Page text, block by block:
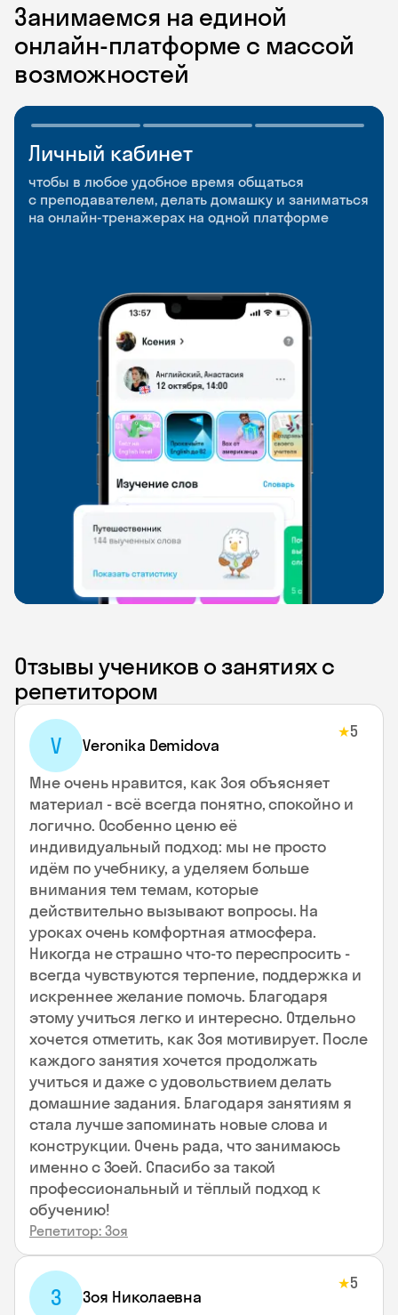
Занимаемся на единой
онлайн-платформе с массой
возможностей
Личный кабинет
чтобы в любое удобное время общаться
с преподавателем, делать домашку и заниматься
на онлайн-тренажерах на одной платформе
Мобильное
приложение
чтобы заниматься и изучать новые слова где
и когда удобно
Разговорные клубы
и Talks
Групповые занятия для разговорной практики
и индивидуальные встречи с преподавателями
Отзывы учеников о занятиях с
репетитором
V Veronika Demidova
★5
Мне очень нравится, как Зоя объясняет
материал - всё всегда понятно, спокойно и
логично. Особенно ценю её
индивидуальный подход: мы не просто
идём по учебнику, а уделяем больше
внимания тем темам, которые
действительно вызывают вопросы. На
уроках очень комфортная атмосфера.
Никогда не страшно что-то переспросить -
всегда чувствуются терпение, поддержка и
искреннее желание помочь. Благодаря
этому учиться легко и интересно. Отдельно
хочется отметить, как Зоя мотивирует. После
каждого занятия хочется продолжать
учиться и даже с удовольствием делать
домашние задания. Благодаря занятиям я
стала лучше запоминать новые слова и
конструкции. Очень рада, что занимаюсь
именно с Зоей. Спасибо за такой
профессиональный и тёплый подход к
обучению!
Репетитор: Зоя
З Зоя Николаевна
★5